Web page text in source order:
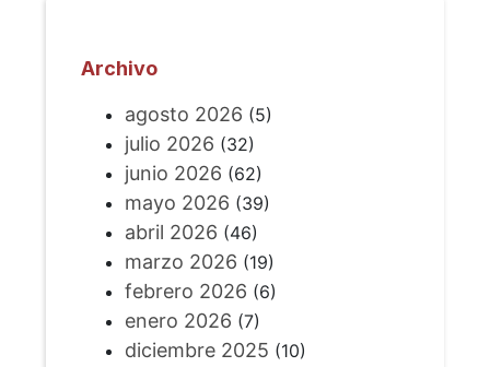
Archivo
agosto 2026 (5)
julio 2026 (32)
junio 2026 (62)
mayo 2026 (39)
abril 2026 (46)
marzo 2026 (19)
febrero 2026 (6)
enero 2026 (7)
diciembre 2025 (10)